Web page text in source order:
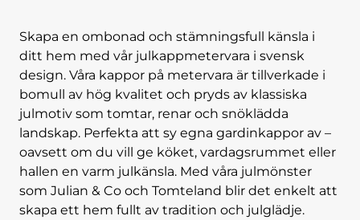
Skapa en ombonad och stämningsfull känsla i
ditt hem med vår julkappmetervara i svensk
design. Våra kappor på metervara är tillverkade i
bomull av hög kvalitet och pryds av klassiska
julmotiv som tomtar, renar och snöklädda
landskap. Perfekta att sy egna gardinkappor av –
oavsett om du vill ge köket, vardagsrummet eller
hallen en varm julkänsla. Med våra julmönster
som Julian & Co och Tomteland blir det enkelt att
skapa ett hem fullt av tradition och julglädje.